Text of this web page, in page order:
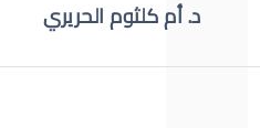
د. أم كلثوم الحريري